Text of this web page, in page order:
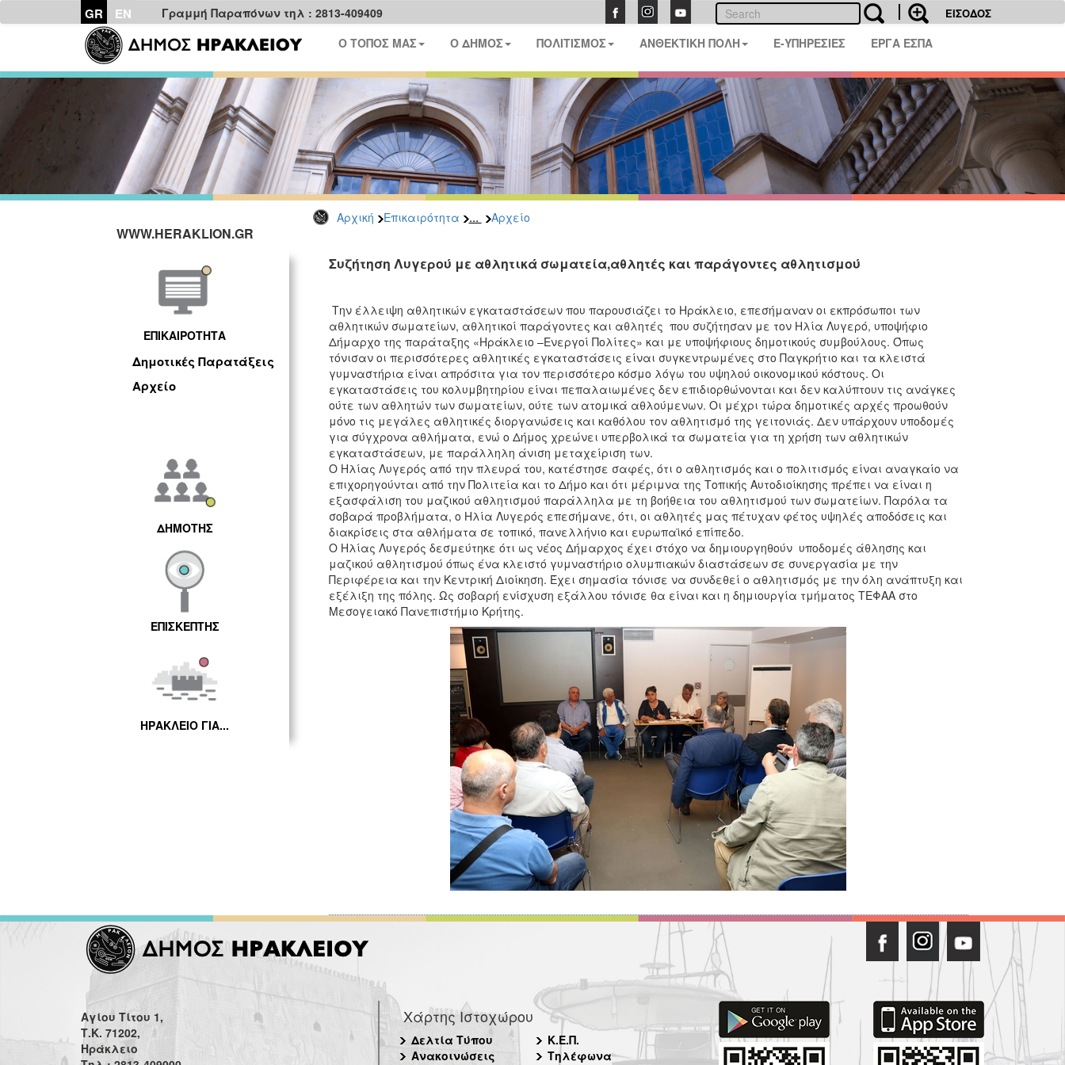
GR EN Γραμμή Παραπόνων τηλ : 2813-409409 ΕΙΣΟΔΟΣ
Ο ΤΟΠΟΣ ΜΑΣ Ο ΔΗΜΟΣ ΠΟΛΙΤΙΣΜΟΣ ΑΝΘΕΚΤΙΚΗ ΠΟΛΗ E-ΥΠΗΡΕΣΙΕΣ ΕΡΓΑ ΕΣΠΑ
Αρχική Επικαιρότητα ... Αρχείο
WWW.HERAKLION.GR
ΕΠΙΚΑΙΡΟΤΗΤΑ
Δημοτικές Παρατάξεις
Αρχείο
ΔΗΜΟΤΗΣ
ΕΠΙΣΚΕΠΤΗΣ
ΗΡΑΚΛΕΙΟ ΓΙΑ...
Συζήτηση Λυγερού με αθλητικά σωματεία,αθλητές και παράγοντες αθλητισμού
Την έλλειψη αθλητικών εγκαταστάσεων που παρουσιάζει το Ηράκλειο, επεσήμαναν οι εκπρόσωποι των
αθλητικών σωματείων, αθλητικοί παράγοντες και αθλητές που συζήτησαν με τον Ηλία Λυγερό, υποψήφιο
Δήμαρχο της παράταξης «Ηράκλειο –Ενεργοί Πολίτες» και με υποψήφιους δημοτικούς συμβούλους. Όπως
τόνισαν οι περισσότερες αθλητικές εγκαταστάσεις είναι συγκεντρωμένες στο Παγκρήτιο και τα κλειστά
γυμναστήρια είναι απρόσιτα για τον περισσότερο κόσμο λόγω του υψηλού οικονομικού κόστους. Οι
εγκαταστάσεις του κολυμβητηρίου είναι πεπαλαιωμένες δεν επιδιορθώνονται και δεν καλύπτουν τις ανάγκες
ούτε των αθλητών των σωματείων, ούτε των ατομικά αθλούμενων. Οι μέχρι τώρα δημοτικές αρχές προωθούν
μόνο τις μεγάλες αθλητικές διοργανώσεις και καθόλου τον αθλητισμό της γειτονιάς. Δεν υπάρχουν υποδομές
για σύγχρονα αθλήματα, ενώ ο Δήμος χρεώνει υπερβολικά τα σωματεία για τη χρήση των αθλητικών
εγκαταστάσεων, με παράλληλη άνιση μεταχείριση των.
Ο Ηλίας Λυγερός από την πλευρά του, κατέστησε σαφές, ότι ο αθλητισμός και ο πολιτισμός είναι αναγκαίο να
επιχορηγούνται από την Πολιτεία και το Δήμο και ότι μέριμνα της Τοπικής Αυτοδιοίκησης πρέπει να είναι η
εξασφάλιση του μαζικού αθλητισμού παράλληλα με τη βοήθεια του αθλητισμού των σωματείων. Παρόλα τα
σοβαρά προβλήματα, ο Ηλία Λυγερός επεσήμανε, ότι, οι αθλητές μας πέτυχαν φέτος υψηλές αποδόσεις και
διακρίσεις στα αθλήματα σε τοπικό, πανελλήνιο και ευρωπαϊκό επίπεδο.
Ο Ηλίας Λυγερός δεσμεύτηκε ότι ως νέος Δήμαρχος έχει στόχο να δημιουργηθούν υποδομές άθλησης και
μαζικού αθλητισμού όπως ένα κλειστό γυμναστήριο ολυμπιακών διαστάσεων σε συνεργασία με την
Περιφέρεια και την Κεντρική Διοίκηση. Έχει σημασία τόνισε να συνδεθεί ο αθλητισμός με την όλη ανάπτυξη και
εξέλιξη της πόλης. Ως σοβαρή ενίσχυση εξάλλου τόνισε θα είναι και η δημιουργία τμήματος ΤΕΦΑΑ στο
Μεσογειακό Πανεπιστήμιο Κρήτης.
Αγίου Τίτου 1,
Τ.Κ. 71202,
Ηράκλειο
Χάρτης Ιστοχώρου
Δελτία Τύπου
Ανακοινώσεις
Κ.Ε.Π.
Τηλέφωνα